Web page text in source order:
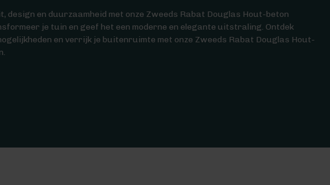
design en duurzaamheid met onze Zweeds Rabat Douglas Hout-beton
je tuin en geef het een moderne en elegante uitstraling. Ontdek
en verrijk je buitenruimte met onze Zweeds Rabat Douglas Hout-